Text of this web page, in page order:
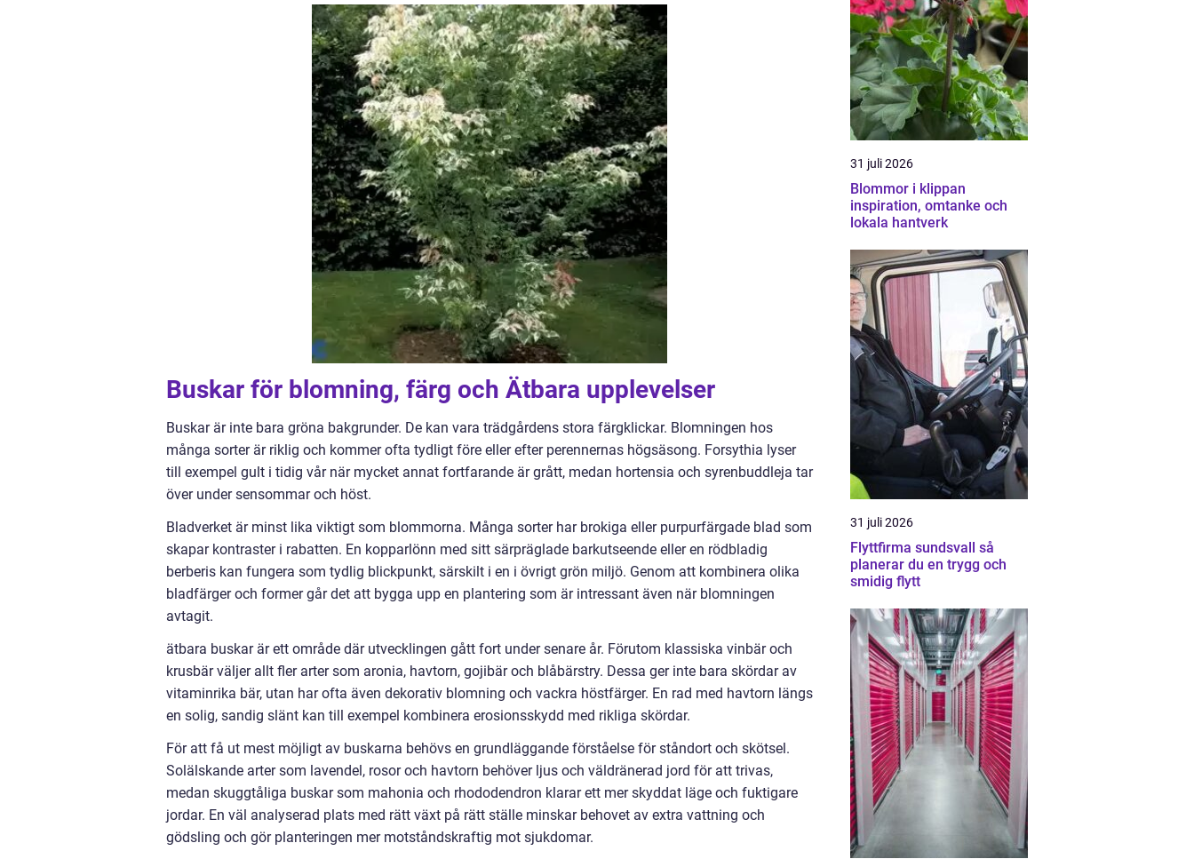
Buskar för blomning, färg och Ätbara upplevelser
Buskar är inte bara gröna bakgrunder. De kan vara trädgårdens stora färgklickar. Blomningen hos
många sorter är riklig och kommer ofta tydligt före eller efter perennernas högsäsong. Forsythia lyser
till exempel gult i tidig vår när mycket annat fortfarande är grått, medan hortensia och syrenbuddleja tar
över under sensommar och höst.
Bladverket är minst lika viktigt som blommorna. Många sorter har brokiga eller purpurfärgade blad som
skapar kontraster i rabatten. En kopparlönn med sitt särpräglade barkutseende eller en rödbladig
berberis kan fungera som tydlig blickpunkt, särskilt i en i övrigt grön miljö. Genom att kombinera olika
bladfärger och former går det att bygga upp en plantering som är intressant även när blomningen
avtagit.
ätbara buskar är ett område där utvecklingen gått fort under senare år. Förutom klassiska vinbär och
krusbär väljer allt fler arter som aronia, havtorn, gojibär och blåbärstry. Dessa ger inte bara skördar av
vitaminrika bär, utan har ofta även dekorativ blomning och vackra höstfärger. En rad med havtorn längs
en solig, sandig slänt kan till exempel kombinera erosionsskydd med rikliga skördar.
För att få ut mest möjligt av buskarna behövs en grundläggande förståelse för ståndort och skötsel.
Solälskande arter som lavendel, rosor och havtorn behöver ljus och väldränerad jord för att trivas,
medan skuggtåliga buskar som mahonia och rhododendron klarar ett mer skyddat läge och fuktigare
jordar. En väl analyserad plats med rätt växt på rätt ställe minskar behovet av extra vattning och
gödsling och gör planteringen mer motståndskraftig mot sjukdomar.
31 juli 2026
Blommor i klippan
inspiration, omtanke och
lokala hantverk
31 juli 2026
Flyttfirma sundsvall så
planerar du en trygg och
smidig flytt